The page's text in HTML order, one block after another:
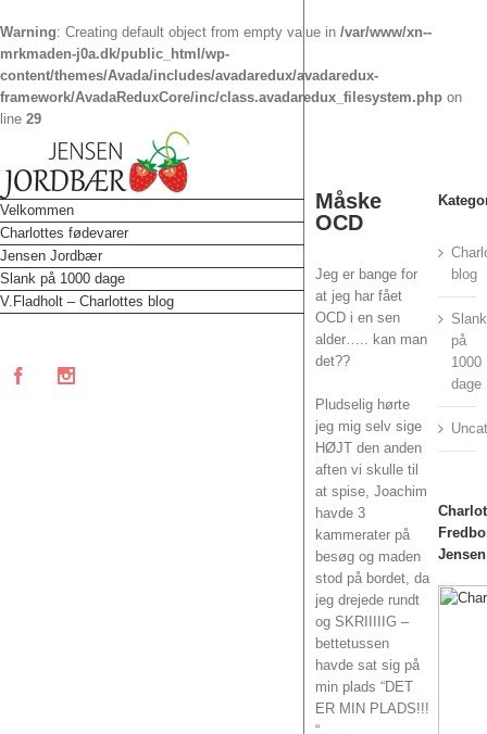
Warning: Creating default object from empty value in /var/www/xn--
mrkmaden-j0a.dk/public_html/wp-
content/themes/Avada/includes/avadaredux/avadaredux-
framework/AvadaReduxCore/inc/class.avadaredux_filesystem.php on
line 29
Velkommen
Charlottes fødevarer
Jensen Jordbær
Slank på 1000 dage
V.Fladholt – Charlottes blog
Facebook
Måske
OCD
Jeg er bange for
at jeg har fået
OCD i en sen
alder….. kan man
det??
Pludselig hørte
jeg mig selv sige
HØJT den anden
aften vi skulle til
at spise, Joachim
havde 3
kammerater på
besøg og maden
stod på bordet, da
jeg drejede rundt
og SKRIIIIIG –
bettetussen
havde sat sig på
min plads “DET
ER MIN PLADS!!!
“…..
blog
Slank
på
1000
dage
Jensen